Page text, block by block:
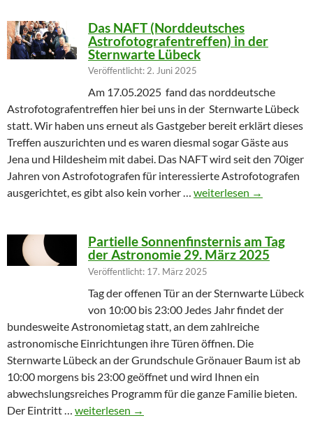
Das NAFT (Norddeutsches
Astrofotografentreffen) in der
Sternwarte Lübeck
Veröffentlicht: 2. Juni 2025
Am 17.05.2025 fand das norddeutsche
Astrofotografentreffen hier bei uns in der Sternwarte Lübeck
statt. Wir haben uns erneut als Gastgeber bereit erklärt dieses
Treffen auszurichten und es waren diesmal sogar Gäste aus
Jena und Hildesheim mit dabei. Das NAFT wird seit den 70iger
Jahren von Astrofotografen für interessierte Astrofotografen
ausgerichtet, es gibt also kein vorher … Das NAFT
weiterlesen →
Partielle Sonnenfinsternis am Tag
der Astronomie 29. März 2025
Veröffentlicht: 17. März 2025
Tag der offenen Tür an der Sternwarte Lübeck
von 10:00 bis 23:00 Jedes Jahr findet der
bundesweite Astronomietag statt, an dem zahlreiche
astronomische Einrichtungen ihre Türen öffnen. Die
Sternwarte Lübeck an der Grundschule Grönauer Baum ist ab
10:00 morgens bis 23:00 geöffnet und wird Ihnen ein
abwechslungsreiches Programm für die ganze Familie bieten.
Der Eintritt … Partielle Sonnenfinsternis am Tag der
weiterlesen →